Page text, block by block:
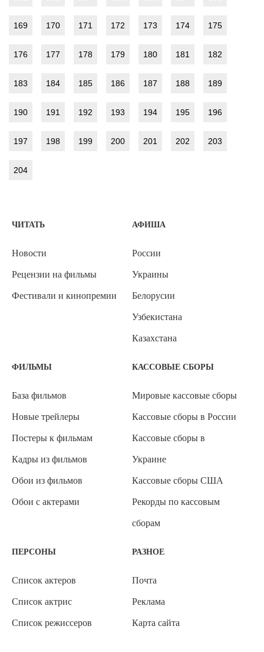
169 170 171 172 173 174 175
176 177 178 179 180 181 182
183 184 185 186 187 188 189
190 191 192 193 194 195 196
197 198 199 200 201 202 203
204
ЧИТАТЬ
Новости
Рецензии на фильмы
Фестивали и кинопремии
АФИША
России
Украины
Белорусии
Узбекистана
Казахстана
ФИЛЬМЫ
База фильмов
Новые трейлеры
Постеры к фильмам
Кадры из фильмов
Обои из фильмов
Обои с актерами
КАССОВЫЕ СБОРЫ
Мировые кассовые сборы
Кассовые сборы в России
Кассовые сборы в
Украине
Кассовые сборы США
Рекорды по кассовым
сборам
ПЕРСОНЫ
Список актеров
Список актрис
Список режиссеров
РАЗНОЕ
Почта
Реклама
Карта сайта